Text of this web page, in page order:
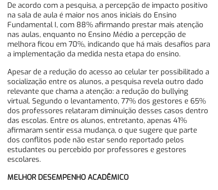
De acordo com a pesquisa, a percepção de impacto positivo
na sala de aula é maior nos anos iniciais do Ensino
Fundamental I, com 88% afirmando prestar mais atenção
nas aulas, enquanto no Ensino Médio a percepção de
melhora ficou em 70%, indicando que há mais desafios para
a implementação da medida nesta etapa do ensino.
Apesar de a redução do acesso ao celular ter possibilitado a
socialização entre os alunos, a pesquisa revela outro dado
relevante que chama a atenção: a redução do bullying
virtual. Segundo o levantamento, 77% dos gestores e 65%
dos professores relataram diminuição desses casos dentro
das escolas. Entre os alunos, entretanto, apenas 41%
afirmaram sentir essa mudança, o que sugere que parte
dos conflitos pode não estar sendo reportado pelos
estudantes ou percebido por professores e gestores
escolares.
MELHOR DESEMPENHO ACADÊMICO